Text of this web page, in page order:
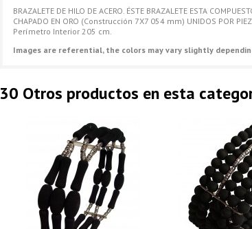
BRAZALETE DE HILO DE ACERO. ÉSTE BRAZALETE ESTA
CHAPADO EN ORO (Construcción 7X7 054 mm) UNIDOS POR
Perímetro Interior 205 cm.
Images are referential, the colors may vary slightly
30 Otros productos en esta